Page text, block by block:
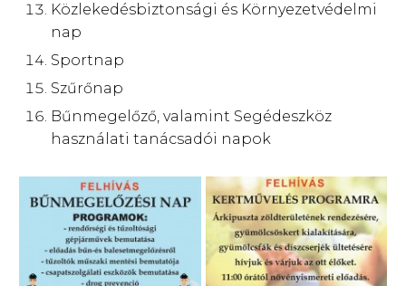
Közlekedésbiztonsági és Környezetvédelmi
nap
Sportnap
Szűrőnap
Bűnmegelőző, valamint Segédeszköz
használati tanácsadói napok